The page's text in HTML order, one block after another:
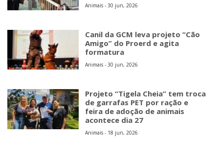
Animais - 30 jun, 2026
Canil da GCM leva projeto “Cão
Amigo” do Proerd e agita
formatura
Animais - 30 jun, 2026
Projeto “Tigela Cheia” tem troca
de garrafas PET por ração e
feira de adoção de animais
acontece dia 27
Animais - 18 jun, 2026